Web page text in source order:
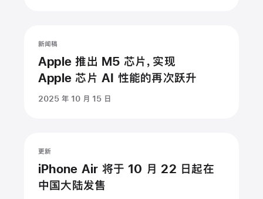
新闻稿
Apple 推出 M5 芯片，实现
Apple 芯片 AI 性能的再次跃升
2025 年 10 月 15 日
更新
iPhone Air 将于 10 月 22 日起在
中国大陆发售